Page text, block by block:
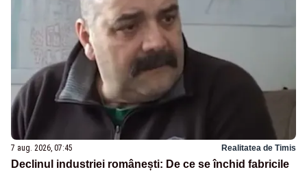
7 aug. 2026, 07:45 Realitatea de Timis
Declinul industriei românești: De ce se închid fabricile